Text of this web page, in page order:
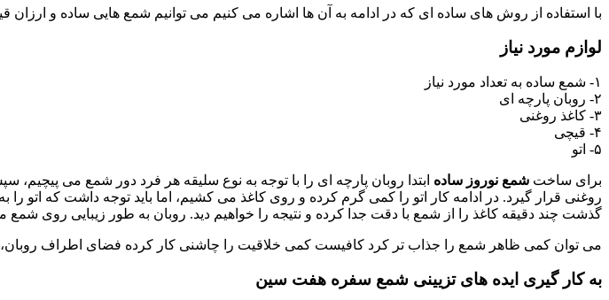
با استفاده از روش های ساده ای که در ادامه به آن ها اشاره می کنیم می توانیم شمع هایی ساده و ارزان
لوازم مورد نیاز
۱- شمع ساده به تعداد مورد نیاز
۲- روبان پارچه ای
۳- کاغذ روغنی
۴- قیچی
۵- اتو
برای ساخت شمع نوروز ساده ابتدا روبان پارچه ای را با توجه به نوع سلیقه هر فرد دور شمع می
روغنی قرار گیرد. در ادامه کار اتو را کمی گرم کرده و روی کاغذ می کشیم، اما باید توجه داشت که اتو
گذشت چند دقیقه کاغذ را از شمع با دقت جدا کرده و نتیجه را خواهیم دید. روبان به طور زیبایی روی
می توان کمی ظاهر شمع را جذاب تر کرد کافیست کمی خلاقیت را چاشنی کار کرده فضای اطراف روبان،
به کار گیری ایده های تزیینی شمع سفره هفت سین